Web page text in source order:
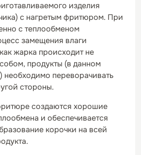
изделия
с нагретым фритюром. При
с теплообменом
замещения влаги
жарка происходит не
продукты (в данном
необходимо переворачивать
стороны.
создаются хорошие
и обеспечивается
корочки на всей